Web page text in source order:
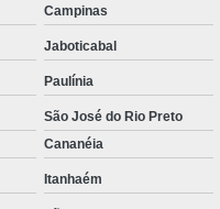
Campinas
Jaboticabal
Paulínia
São José do Rio Preto
Cananéia
Itanhaém